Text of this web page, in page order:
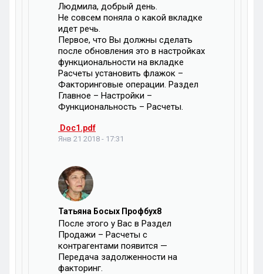
Людмила, добрый день.
Не совсем поняла о какой вкладке
идет речь.
Первое, что Вы должны сделать
после обновления это в настройках
функциональности на вкладке
Расчеты установить флажок –
Факторинговые операции. Раздел
Главное – Настройки –
Функциональность – Расчеты.
Doc1.pdf
Янв 21 2018 - 17:31
Татьяна Босых Профбух8
После этого у Вас в Раздел
Продажи – Расчеты с
контрагентами появится —
Передача задолженности на
факторинг.